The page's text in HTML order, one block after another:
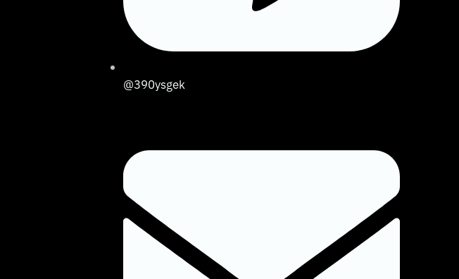
@390ysgek